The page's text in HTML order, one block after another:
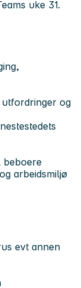
uke 31.
utfordringer og
beboere
arbeidsmiljø
evt annen